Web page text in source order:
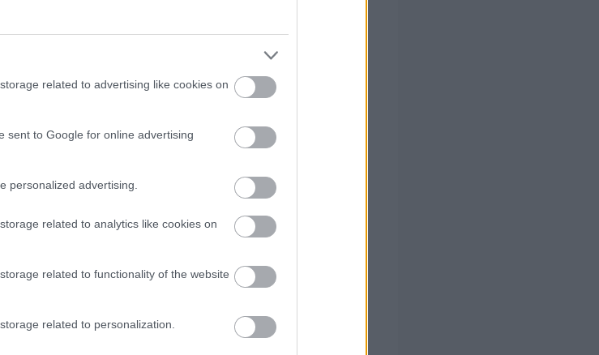
related to advertising like cookies on
sent to Google for online advertising
personalized advertising.
related to analytics like cookies on
related to functionality of the website
related to personalization.
ειδήσεις.
προκηρύξεις «μαμούθ» (με μόρια)